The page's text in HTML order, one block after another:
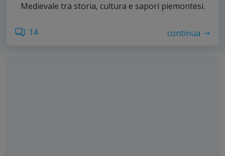
Medievale tra storia, cultura e sapori piemontesi.
14 continua